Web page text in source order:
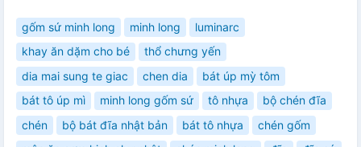
gốm sứ minh long minh long
luminarc
khay ăn dặm cho bé
thổ chưng yến
dia mai sung te giac
chen dia
bát úp mỳ tôm
bát tô úp mì
minh long gốm sứ tô nhựa
bộ chén đĩa
chén
bộ bát đĩa nhật bản bát tô nhựa
chén gốm